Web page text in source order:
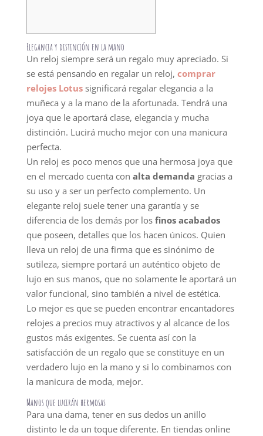
Elegancia y distinción en la mano
Un reloj siempre será un regalo muy apreciado. Si
se está pensando en regalar un reloj, comprar
relojes Lotussignificará regalar elegancia a la
muñeca y a la mano de la afortunada. Tendrá una
joya que le aportará clase, elegancia y mucha
distinción. Lucirá mucho mejor con una manicura
perfecta.
Un reloj es poco menos que una hermosa joya que
en el mercado cuenta con alta demanda gracias a
su uso y a ser un perfecto complemento. Un
elegante reloj suele tener una garantía y se
diferencia de los demás por los finos acabados
que poseen, detalles que los hacen únicos. Quien
lleva un reloj de una firma que es sinónimo de
sutileza, siempre portará un auténtico objeto de
lujo en sus manos, que no solamente le aportará un
valor funcional, sino también a nivel de estética.
Lo mejor es que se pueden encontrar encantadores
relojes a precios muy atractivos y al alcance de los
gustos más exigentes. Se cuenta así con la
satisfacción de un regalo que se constituye en un
verdadero lujo en la mano y si lo combinamos con
la manicura de moda, mejor.
Manos que lucirán hermosas
Para una dama, tener en sus dedos un anillo
distinto le da un toque diferente. En tiendas online